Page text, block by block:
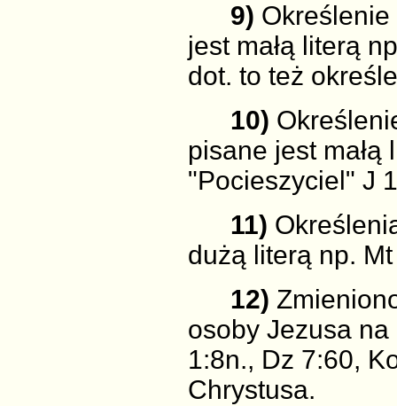
9)
jest małą literą
dot. to też
10)
pisane jest
"Pocieszyciel" J
11)
dużą literą np.
12)
osoby Jezusa
1:8n., Dz 7:60,
Chrystusa.